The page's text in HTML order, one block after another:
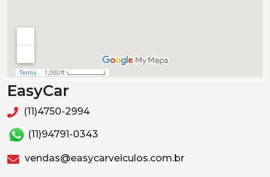
EasyCar
(11)4750-2994
(11)94791-0343
vendas@easycarveiculos.com.br